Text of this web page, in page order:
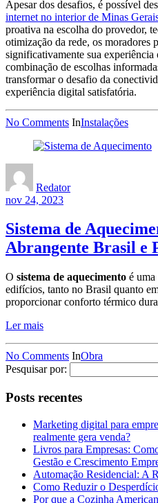
Apesar dos desafios, é possível
internet no interior de Minas
proativa na escolha do provedor,
otimização da rede, os moradores
significativamente sua
combinação de escolhas
transformar o desafio da
experiência digital satisfatória.
No Comments InInstalações
Redator
nov 24, 2023
Sistema de
Abrangente Brasil e
O sistema de aquecimento é uma
edifícios, tanto no Brasil quanto
proporcionar conforto térmico
Ler mais
No Comments InObra
Pesquisar por:
Posts recentes
Marketing digital para
realmente gera venda?
Livros para Empresas:
Gestão e Crescimento
Automação Residencial: A
Como Reduzir o
Por que a Cozinha